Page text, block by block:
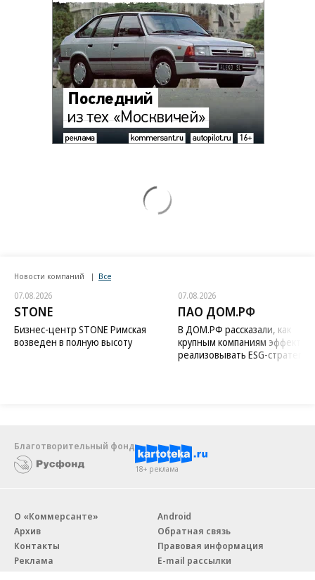
Новости компаний Все
07.08.2026
STONE
Бизнес-центр STONE Римская
возведен в полную высоту
07.08.2026
ПАО ДОМ.РФ
В ДОМ.РФ рассказали, как
крупным компаниям
реализовывать ESG-стратегию
Благотворительный фонд
18+ реклама
О «Коммерсанте»
Архив
Контакты
Реклама
Android
Обратная связь
Правовая информация
E-mail рассылки